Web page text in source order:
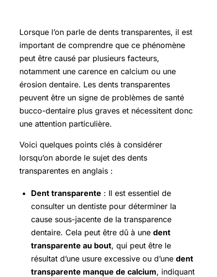
Lorsque l’on parle de dents transparentes, il est
important de comprendre que ce phénomène
peut être causé par plusieurs facteurs,
notamment une carence en calcium ou une
érosion dentaire. Les dents transparentes
peuvent être un signe de problèmes de santé
bucco-dentaire plus graves et nécessitent donc
une attention particulière.
Voici quelques points clés à considérer
lorsqu’on aborde le sujet des dents
transparentes en anglais :
Dent transparente : Il est essentiel de
consulter un dentiste pour déterminer la
cause sous-jacente de la transparence
dentaire. Cela peut être dû à une dent
transparente au bout, qui peut être le
résultat d’une usure excessive ou d’une dent
transparente manque de calcium, indiquant